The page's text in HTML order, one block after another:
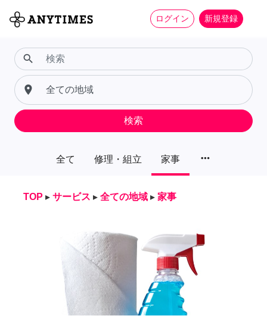
ログイン 新規登録
全て 修理・組立 家事 more_horiz
search
place
検索
TOP ▸ サービス ▸ 全ての地域 ▸ 家事